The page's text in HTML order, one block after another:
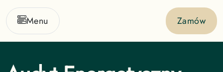
Menu Zamów